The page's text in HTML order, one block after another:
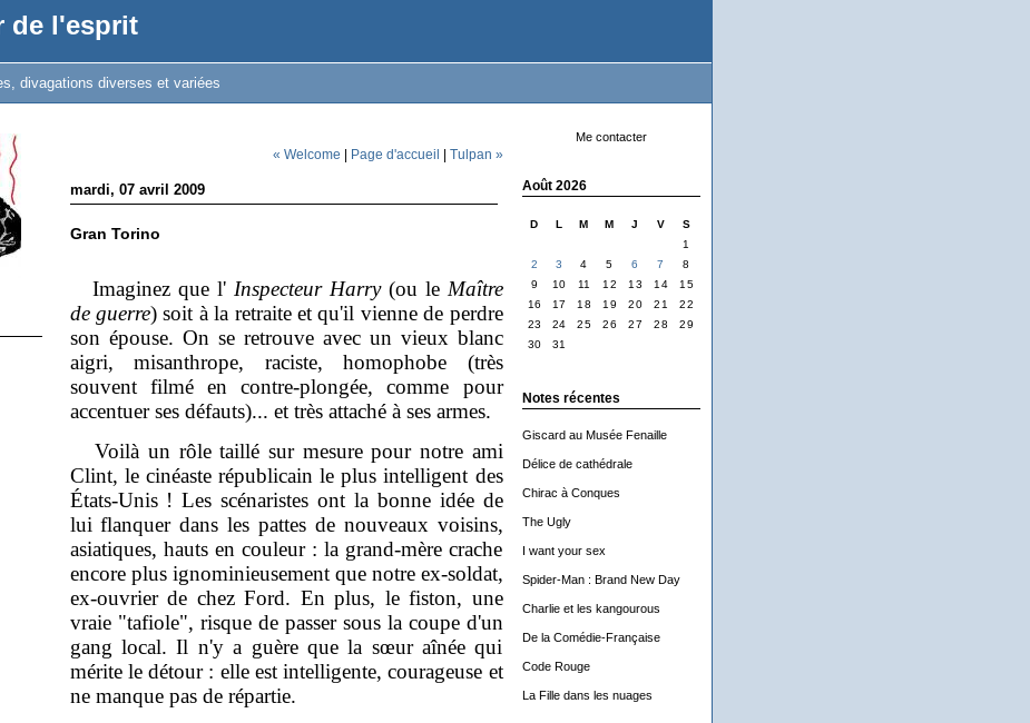
de l'esprit
divagations diverses et variées
Me contacter
Août 2026
D L M M J V
S
1
2
3 4 5 6 7
8
9
10 11 12 13 14
15
16
17 18 19 20 21
22
23
24 25 26 27 28
29
30
31
Notes récentes
Giscard au Musée Fenaille
Délice de cathédrale
Chirac à Conques
The Ugly
I want your sex
Spider-Man : Brand New Day
Charlie et les kangourous
De la Comédie-Française
Code Rouge
La Fille dans les nuages
« Welcome | Page d'accueil | Tulpan »
mardi, 07 avril 2009
Gran Torino
Imaginez que l' Inspecteur Harry(ou le Maître
de guerre) soit à la retraite et qu'il vienne de perdre
son épouse. On se retrouve avec un vieux blanc
aigri, misanthrope, raciste, homophobe (très
souvent filmé en contre-plongée, comme pour
accentuer ses défauts)... et très attaché à ses armes.
Voilà un rôle taillé sur mesure pour notre ami
Clint, le cinéaste républicain le plus intelligent des
États-Unis ! Les scénaristes ont la bonne idée de
lui flanquer dans les pattes de nouveaux voisins,
asiatiques, hauts en couleur : la grand-mère crache
encore plus ignominieusement que notre ex-soldat,
ex-ouvrier de chez Ford. En plus, le fiston, une
vraie "tafiole", risque de passer sous la coupe d'un
gang local. Il n'y a guère que la sœur aînée qui
mérite le détour : elle est intelligente, courageuse et
ne manque pas de répartie.